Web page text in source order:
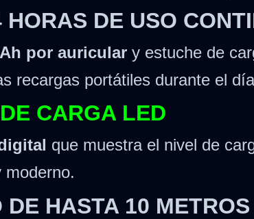
DE USO
por auricular y estuche de
recargas portátiles durante el
CARGA LED
que muestra el nivel de
moderno.
HASTA 10 METROS